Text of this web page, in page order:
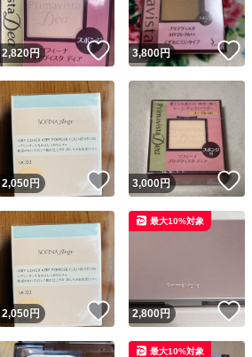
ね！
2,820円 いいね！
3,800円
ね！
2,050円 いいね！
3,000円
ね！
2,050円 いいね！
2,800円
最大10%対象
最大10%対象